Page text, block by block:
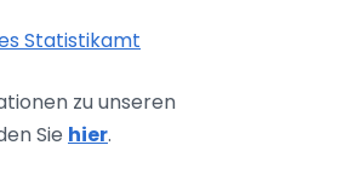
Statistikamt
zu unseren
Sie hier.